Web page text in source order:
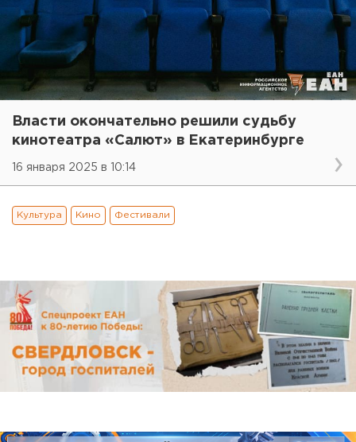
Власти окончательно решили судьбу
кинотеатра «Салют» в Екатеринбурге
16 января 2025 в 10:14
Культура Кино Фестивали